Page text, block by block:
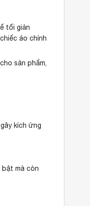
tối giản
áo chính
sản phẩm,
kích ứng
bật mà còn